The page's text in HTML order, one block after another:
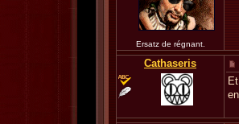
Ersatz de régnant.
Cathaseris